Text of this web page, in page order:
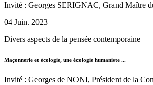
Invité : Georges SERIGNAC, Grand Maître
04 Juin. 2023
Divers aspects de la pensée contemporaine
Maçonnerie et écologie, une écologie humaniste ...
Invité : Georges de NONI, Président de la